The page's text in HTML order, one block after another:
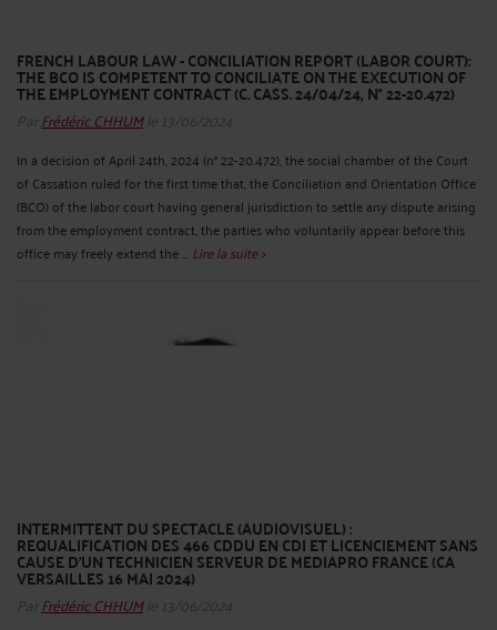
FRENCH LABOUR LAW - CONCILIATION REPORT (LABOR COURT):
THE BCO IS COMPETENT TO CONCILIATE ON THE EXECUTION OF
THE EMPLOYMENT CONTRACT (C. CASS. 24/04/24, N° 22-20.472)
Par Frédéric CHHUMle 13/06/2024
In a decision of April 24th, 2024 (n° 22-20.472), the social chamber of the Court
of Cassation ruled for the first time that, the Conciliation and Orientation Office
(BCO) of the labor court having general jurisdiction to settle any dispute arising
from the employment contract, the parties who voluntarily appear before this
office may freely extend the ... Lire la suite >
INTERMITTENT DU SPECTACLE (AUDIOVISUEL) :
REQUALIFICATION DES 466 CDDU EN CDI ET LICENCIEMENT SANS
CAUSE D’UN TECHNICIEN SERVEUR DE MEDIAPRO FRANCE (CA
VERSAILLES 16 MAI 2024)
Par Frédéric CHHUMle 13/06/2024